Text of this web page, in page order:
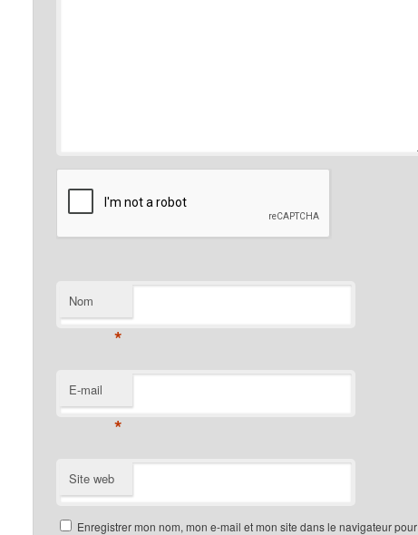
Nom
*
E-mail
*
Site web
Enregistrer mon nom, mon e-mail et mon site dans le navigateur pour